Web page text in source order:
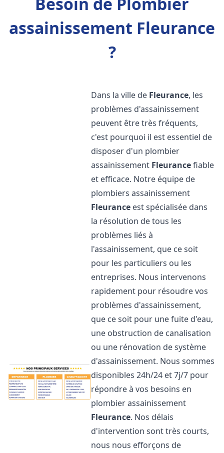
assainissement Fleurance
?
Dans la ville de Fleurance, les
problèmes d'assainissement
peuvent être très fréquents,
c'est pourquoi il est essentiel de
disposer d'un plombier
assainissement Fleurancefiable
et efficace. Notre équipe de
plombiers assainissement
Fleurance est spécialisée dans
la résolution de tous les
problèmes liés à
l'assainissement, que ce soit
pour les particuliers ou les
entreprises. Nous intervenons
rapidement pour résoudre vos
problèmes d'assainissement,
que ce soit pour une fuite d'eau,
une obstruction de canalisation
ou une rénovation de système
d'assainissement. Nous sommes
disponibles 24h/24 et 7j/7 pour
répondre à vos besoins en
plombier assainissement
Fleurance. Nos délais
d'intervention sont très courts,
nous nous efforçons de